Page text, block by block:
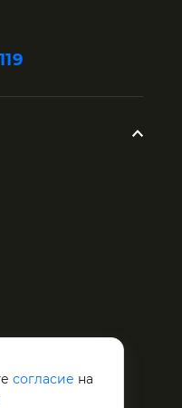
согласие на